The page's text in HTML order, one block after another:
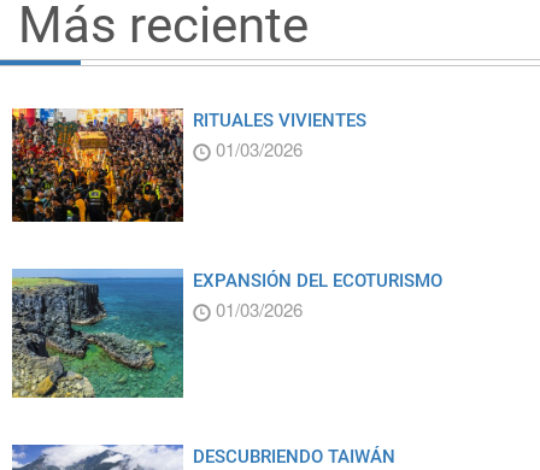
Más reciente
RITUALES VIVIENTES
01/03/2026
EXPANSIÓN DEL ECOTURISMO
01/03/2026
DESCUBRIENDO TAIWÁN